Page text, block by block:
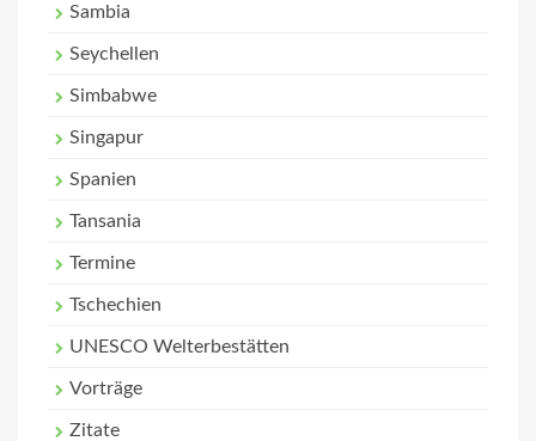
Sambia
Seychellen
Simbabwe
Singapur
Spanien
Tansania
Termine
Tschechien
UNESCO Welterbestätten
Vorträge
Zitate